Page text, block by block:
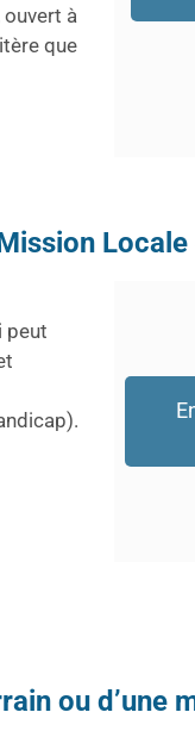
ouvert à
que
Locale
peut
ou d’une